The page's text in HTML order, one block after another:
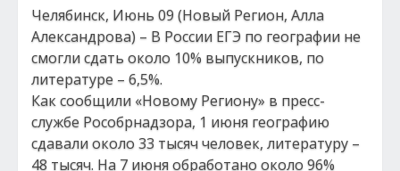
Челябинск, Июнь 09 (Новый Регион, Алла
Александрова) – В России ЕГЭ по географии не
смогли сдать около 10% выпускников, по
литературе – 6,5%.
Как сообщили «Новому Региону» в пресс-
службе Рособрнадзора, 1 июня географию
сдавали около 33 тысяч человек, литературу –
48 тысяч. На 7 июня обработано около 96%